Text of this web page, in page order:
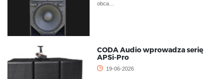
obca…
CODA Audio wprowadza serię
APSi-Pro
19-06-2026